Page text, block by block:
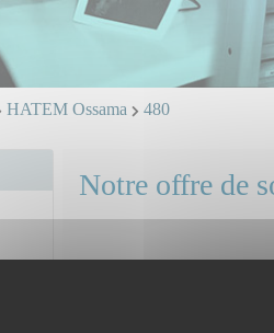
HATEM Ossama 480
Notre offre de